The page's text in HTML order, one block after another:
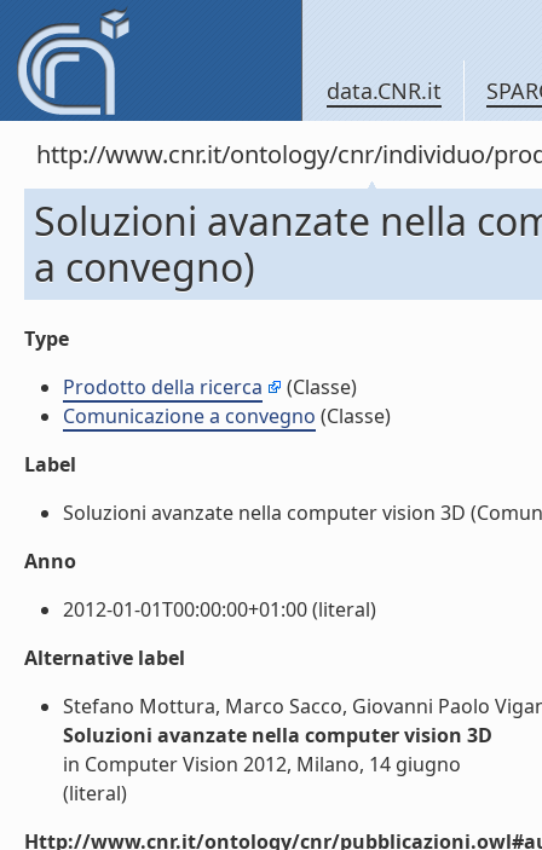
data.CNR.it
http://www.cnr.it/ontology/cnr/individuo/
Soluzioni avanzate nella
a convegno)
Type
Prodotto della ricerca
(Classe)
Comunicazione a convegno (Classe)
Label
Soluzioni avanzate nella computer vision 3D
Anno
2012-01-01T00:00:00+01:00 (literal)
Alternative label
Stefano Mottura, Marco Sacco, Giovanni Paolo
Soluzioni avanzate nella computer vision 3D
in Computer Vision 2012, Milano, 14 giugno
(literal)
Http://www.cnr.it/ontology/cnr/